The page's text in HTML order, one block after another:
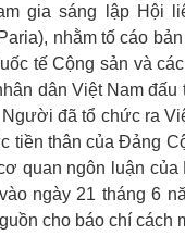
gia sáng lập Hội
nhằm tố cáo
tế Cộng sản và
dân Việt Nam
đã tổ chức ra
tiền thân của Đảng
quan ngôn luận
ngày 21 tháng 6
cho báo chí cách